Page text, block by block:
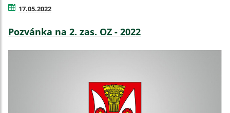
17.05.2022
Pozvánka na 2. zas. OZ - 2022